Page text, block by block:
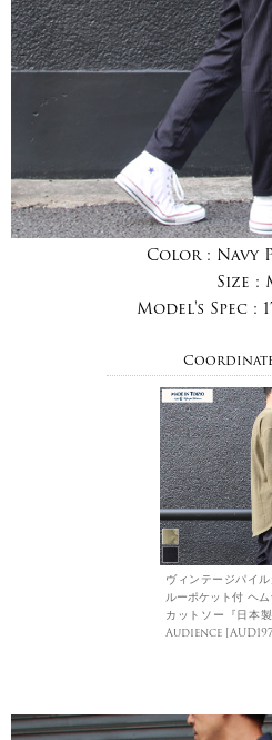
Color : Navy
Size :
Model's Spec :
ヴィンテージパイ
ルーポケット付 ヘ
カットソー『日本
Audience